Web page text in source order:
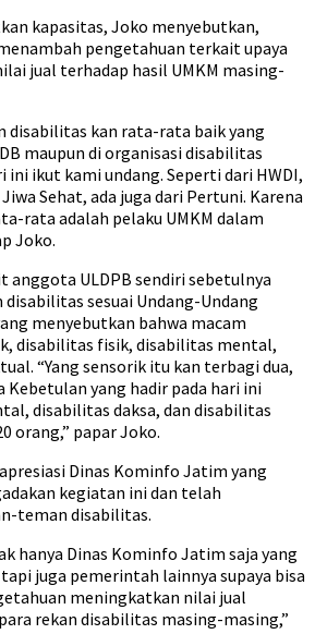
kapasitas, Joko menyebutkan,
pengetahuan terkait upaya
jual terhadap hasil UMKM masing-
disabilitas kan rata-rata baik yang
maupun di organisasi disabilitas
ikut kami undang. Seperti dari HWDI,
Sehat, ada juga dari Pertuni. Karena
rata adalah pelaku UMKM dalam
Joko.
anggota ULDPB sendiri sebetulnya
sesuai Undang-Undang
menyebutkan bahwa macam
disabilitas fisik, disabilitas mental,
“Yang sensorik itu kan terbagi dua,
Kebetulan yang hadir pada hari ini
disabilitas daksa, dan disabilitas
orang,” papar Joko.
Dinas Kominfo Jatim yang
kegiatan ini dan telah
teman disabilitas.
hanya Dinas Kominfo Jatim saja yang
juga pemerintah lainnya supaya bisa
meningkatkan nilai jual
rekan disabilitas masing-masing,”